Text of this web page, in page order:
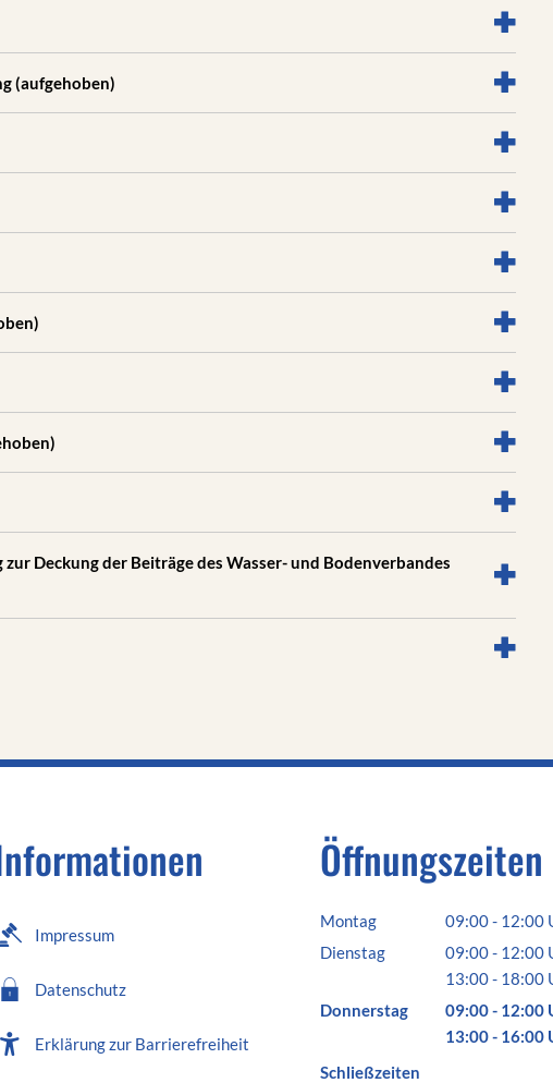
(aufgehoben)
Deckung der Beiträge des Wasser- und Bodenverbandes
Impressum
Datenschutz
Erklärung zur Barrierefreiheit
Öffnungszeiten
Montag 09:00- 12:00
Von 09:00 bis
Dienstag 09:00- 12:00
Von 09:00 bis
13:00- 18:00
Von 13:00 bis
Donnerstag 09:00- 12:00
Von 09:00 bis
13:00- 16:00
Schließzeiten